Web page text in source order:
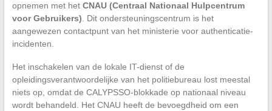
opnemen met het CNAU (Centraal Nationaal Hulpcentrum
voor Gebruikers) . Dit ondersteuningscentrum is het
aangewezen contactpunt van het ministerie voor authenticatie-
incidenten.
Het inschakelen van de lokale IT-dienst of de
opleidingsverantwoordelijke van het politiebureau lost meestal
niets op, omdat de CALYPSSO-blokkade op nationaal niveau
wordt behandeld. Het CNAU heeft de bevoegdheid om een